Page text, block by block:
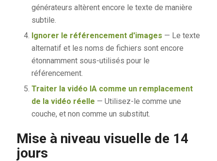
générateurs altèrent encore le texte de manière
subtile.
Ignorer le référencement d'images — Le texte
alternatif et les noms de fichiers sont encore
étonnamment sous-utilisés pour le
référencement.
Traiter la vidéo IA comme un remplacement
de la vidéo réelle — Utilisez-le comme une
couche, et non comme un substitut.
Mise à niveau visuelle de 14
jours